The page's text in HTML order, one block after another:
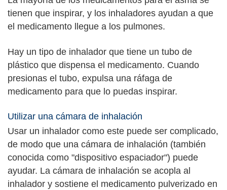
tienen que inspirar, y los inhaladores ayudan a que
el medicamento llegue a los pulmones.
Hay un tipo de inhalador que tiene un tubo de
plástico que dispensa el medicamento. Cuando
presionas el tubo, expulsa una ráfaga de
medicamento para que lo puedas inspirar.
Utilizar una cámara de inhalación
Usar un inhalador como este puede ser complicado,
de modo que una cámara de inhalación (también
conocida como "dispositivo espaciador") puede
ayudar. La cámara de inhalación se acopla al
inhalador y sostiene el medicamento pulverizado en